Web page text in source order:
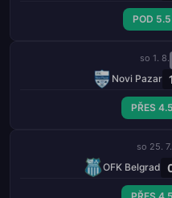
POD 5.5
so 1. 8.
Novi Pazar
PŘES 4.5
so 25. 7.
OFK Belgrad